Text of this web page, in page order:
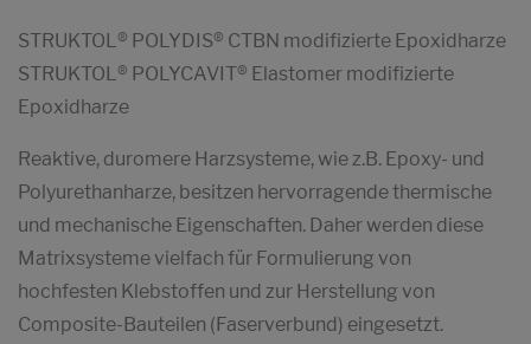
STRUKTOL® POLYDIS® CTBN modifizierte Epoxidharze
STRUKTOL® POLYCAVIT® Elastomer modifizierte
Epoxidharze
Reaktive, duromere Harzsysteme, wie z.B. Epoxy- und
Polyurethanharze, besitzen hervorragende thermische
und mechanische Eigenschaften. Daher werden diese
Matrixsysteme vielfach für Formulierung von
hochfesten Klebstoffen und zur Herstellung von
Composite-Bauteilen (Faserverbund) eingesetzt.